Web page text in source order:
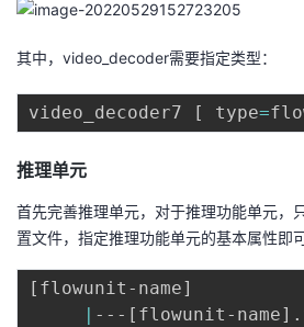
其中，video_decoder需要指定类型：
video_decoder7 [ type=
推理单元
首先完善推理单元，对于推理功能单元，
置文件，指定推理功能单元的基本属性即
[ flowunit-name]
--- [ flowunit-name]